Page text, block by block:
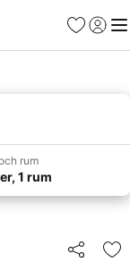
Favoriter
Logga
rum
1 rum
Dela